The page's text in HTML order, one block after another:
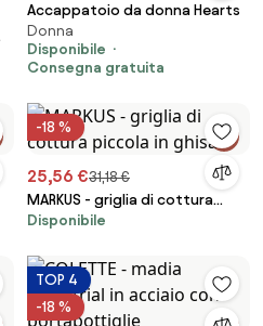
Accappatoio da donna Hearts
Donna
Disponibile
Consegna gratuita
-18 %
25,56 €31,18 €
MARKUS - griglia di cottura
piccola in ghisa
Disponibile
TOP 4
-18 %